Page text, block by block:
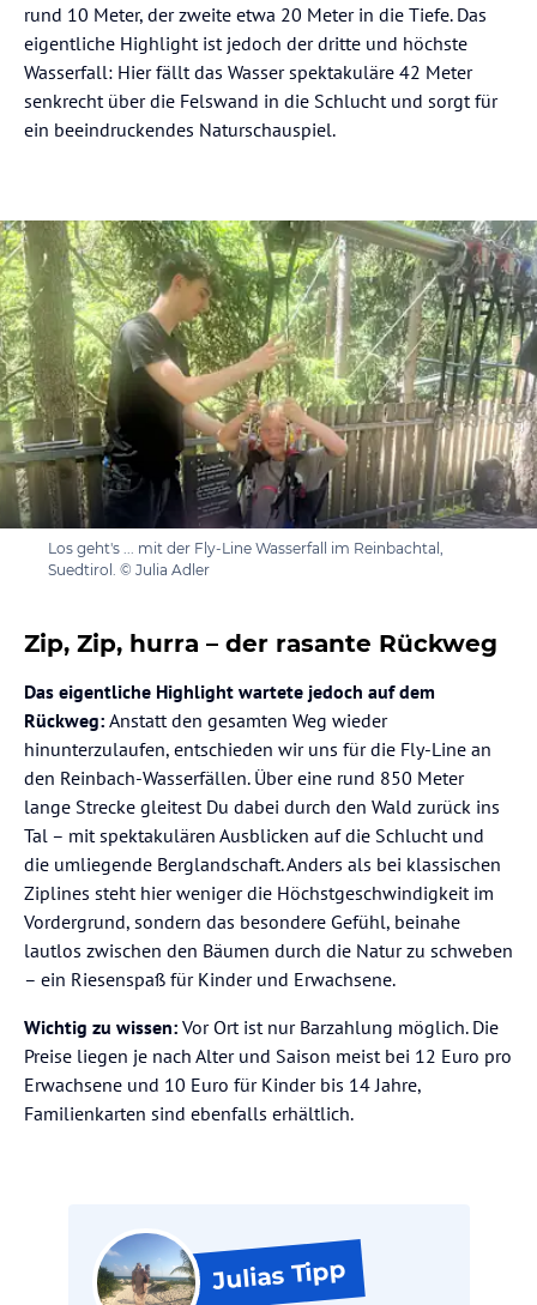
rund 10 Meter, der zweite etwa 20 Meter in die Tiefe. Das
eigentliche Highlight ist jedoch der dritte und höchste
Wasserfall: Hier fällt das Wasser spektakuläre 42 Meter
senkrecht über die Felswand in die Schlucht und sorgt für
ein beeindruckendes Naturschauspiel.
Los geht's ... mit der Fly-Line Wasserfall im Reinbachtal,
Suedtirol. © Julia Adler
Zip, Zip, hurra – der rasante Rückweg
Das eigentliche Highlight wartete jedoch auf dem
Rückweg: Anstatt den gesamten Weg wieder
hinunterzulaufen, entschieden wir uns für die Fly-Line an
den Reinbach-Wasserfällen. Über eine rund 850 Meter
lange Strecke gleitest Du dabei durch den Wald zurück ins
Tal – mit spektakulären Ausblicken auf die Schlucht und
die umliegende Berglandschaft. Anders als bei klassischen
Ziplines steht hier weniger die Höchstgeschwindigkeit im
Vordergrund, sondern das besondere Gefühl, beinahe
lautlos zwischen den Bäumen durch die Natur zu schweben
– ein Riesenspaß für Kinder und Erwachsene.
Wichtig zu wissen: Vor Ort ist nur Barzahlung möglich. Die
Preise liegen je nach Alter und Saison meist bei 12 Euro pro
Erwachsene und 10 Euro für Kinder bis 14 Jahre,
Familienkarten sind ebenfalls erhältlich.
JuliasTipp